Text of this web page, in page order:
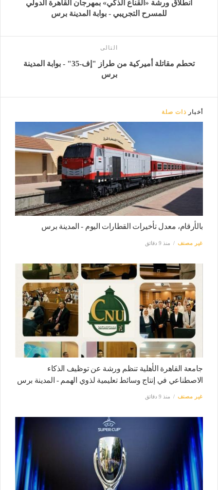
انطلاق ورشة «القناع الذكي» بمهرجان القاهرة الدولي
للمسرح التجريبي - بوابة المدينة برس
التالى
تحطم مقاتلة أميركية من طراز "إف-35" - بوابة المدينة
برس
أخبار ذات صلة
بالأرقام، معدل تأخيرات القطارات اليوم - المدينة برس
غير مصنف منذ 9 دقائق
جامعة القاهرة الأهلية تنظم ورشة عن توظيف الذكاء
الاصطناعي في إنتاج وسائط تعليمية لذوي الهمم - المدينة برس
غير مصنف منذ 9 دقائق